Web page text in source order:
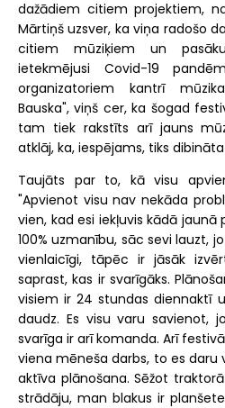
dažādiem citiem projektiem,
Mārtiņš uzsver, ka viņa radošo
citiem mūziķiem un
ietekmējusi Covid-19
organizatoriem kantrī
Bauska", viņš cer, ka šogad
tam tiek rakstīts arī jauns
atklāj, ka, iespējams, tiks
Taujāts par to, kā visu
"Apvienot visu nav nekāda
vien, kad esi iekļuvis kādā
100% uzmanību, sāc sevi lauzt,
vienlaicīgi, tāpēc ir jāsāk
saprast, kas ir svarīgāks.
visiem ir 24 stundas diennaktī
daudz. Es visu varu
svarīga ir arī komanda. Arī
viena mēneša darbs, to es
aktīva plānošana. Sēžot
strādāju, man blakus ir